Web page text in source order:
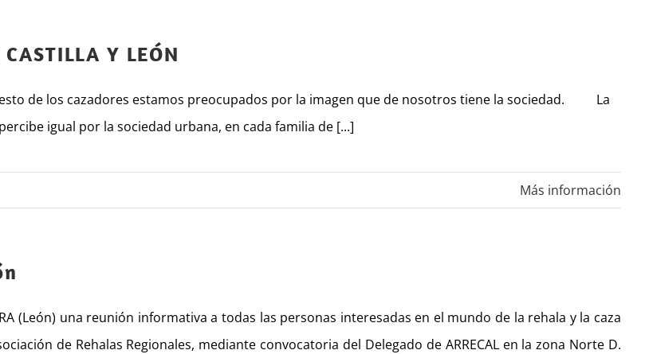
Y LEÓN
de los cazadores estamos preocupados por la imagen que de nosotros tiene la sociedad.  La
igual por la sociedad urbana, en cada familia de [...]
Más información
(León) una reunión informativa a todas las personas interesadas en el mundo de la rehala y la caza
de Rehalas Regionales, mediante convocatoria del Delegado de ARRECAL en la zona Norte D.